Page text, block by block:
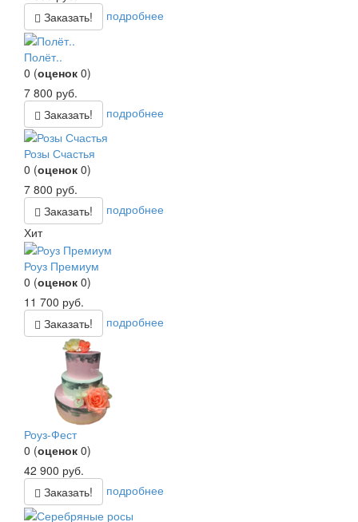
Заказать!
подробнее
Полёт..
0 (оценок 0)
7 800 руб.
Заказать!
подробнее
Розы Счастья
0 (оценок 0)
7 800 руб.
Заказать!
подробнее
Хит
Роуз Премиум
0 (оценок 0)
11 700 руб.
Заказать!
подробнее
Роуз-Фест
0 (оценок 0)
42 900 руб.
Заказать!
подробнее